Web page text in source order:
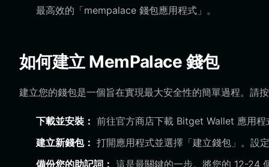
最高效的「mempalace 錢包應用程式」。
如何建立 MemPalace 錢包
建立您的錢包是一個旨在實現最大安全性的簡單過程。請
下載並安裝： 前往官方商店下載 Bitget Wallet 應用程
建立新錢包： 打開應用程式並選擇「建立錢包」。設
備份您的助記詞： 這是最關鍵的一步。將您的 12-24